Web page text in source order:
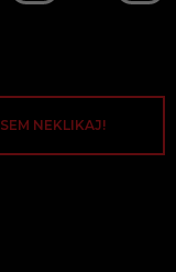
SEM NEKLIKAJ!